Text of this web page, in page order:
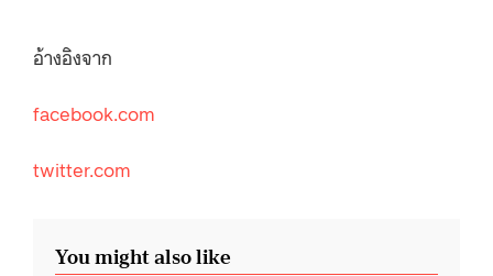
อ้างอิงจาก
facebook.com
twitter.com
You might also like